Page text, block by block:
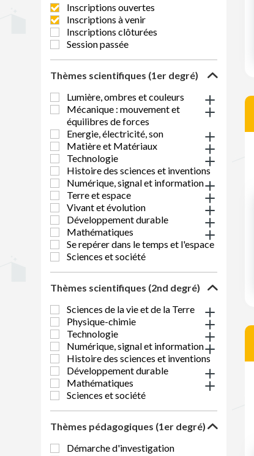
Inscriptions ouvertes
Inscriptions à venir
Inscriptions clôturées
Session passée
Thèmes scientifiques (1er degré)
Lumière, ombres et couleurs
Mécanique : mouvement et
équilibres de forces
Energie, électricité, son
Matière et Matériaux
Technologie
Histoire des sciences et inventions
Numérique, signal et information
Terre et espace
Vivant et évolution
Développement durable
Mathématiques
Se repérer dans le temps et l'espace
Sciences et société
Thèmes scientifiques (2nd degré)
Sciences de la vie et de la Terre
Physique-chimie
Technologie
Numérique, signal et information
Histoire des sciences et inventions
Développement durable
Mathématiques
Sciences et société
Thèmes pédagogiques (1er degré)
Démarche d'investigation